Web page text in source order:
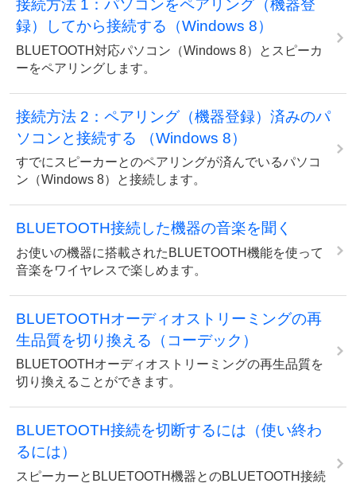
接続方法 1：パソコンをペアリング（機器登
録）してから接続する（Windows 8）
BLUETOOTH対応パソコン（Windows 8）とスピーカ
ーをペアリングします。
接続方法 2：ペアリング（機器登録）済みのパ
ソコンと接続する （Windows 8）
すでにスピーカーとのペアリングが済んでいるパソコ
ン（Windows 8）と接続します。
BLUETOOTH接続した機器の音楽を聞く
お使いの機器に搭載されたBLUETOOTH機能を使って
音楽をワイヤレスで楽しめます。
BLUETOOTHオーディオストリーミングの再
生品質を切り換える（コーデック）
BLUETOOTHオーディオストリーミングの再生品質を
切り換えることができます。
BLUETOOTH接続を切断するには（使い終わ
るには）
スピーカーとBLUETOOTH機器とのBLUETOOTH接続